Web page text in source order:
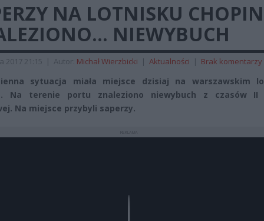
NA LOTNISKU
NIEWYBUCH
2017 21:15 | Autor: Michał Wierzbicki | Aktualności | Brak komentarzy
sytuacja miała miejsce dzisiaj na warszawskim
Na terenie portu znaleziono niewybuch z czasów II
Na miejsce przybyli saperzy.